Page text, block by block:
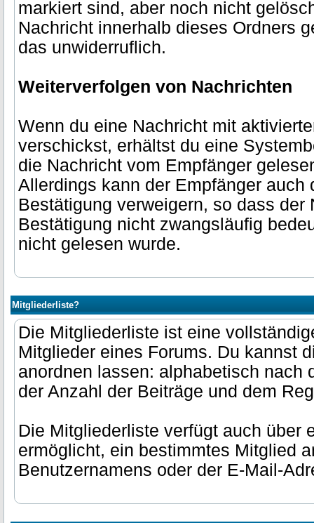
markiert sind, aber noch nicht
Nachricht innerhalb dieses Ordners
das unwiderruflich.
Weiterverfolgen von Nachrichten
Wenn du eine Nachricht mit
verschickst, erhältst du eine
die Nachricht vom Empfänger
Allerdings kann der Empfänger auch
Bestätigung verweigern, so dass der
Bestätigung nicht zwangsläufig
nicht gelesen wurde.
Mitgliederliste?
Die Mitgliederliste ist eine
Mitglieder eines Forums. Du kannst
anordnen lassen: alphabetisch nach
der Anzahl der Beiträge und dem
Die Mitgliederliste verfügt auch über
ermöglicht, ein bestimmtes Mitglied
Benutzernamens oder der E-Mail-